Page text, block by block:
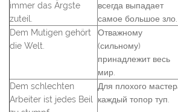
immer das Ärgste
zuteil.
всегда выпадает
самое большое зло.
Dem Mutigen gehört
die Welt.
Отважному
(сильному)
принадлежит весь
мир.
Dem schlechten
Arbeiter ist jedes Beil
Для плохого
каждый топор туп.